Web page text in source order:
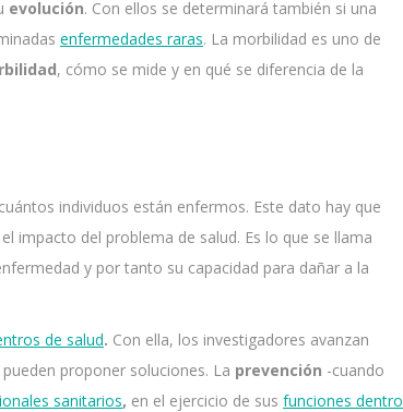
evolución. Con ellos se determinará también si una
enfermedades raras. La morbilidad es uno de
, cómo se mide y en qué se diferencia de la
individuos están enfermos. Este dato hay que
impacto del problema de salud. Es lo que se llama
y por tanto su capacidad para dañar a la
de salud. Con ella, los investigadores avanzan
proponer soluciones. La prevención -cuando
sanitarios, en el ejercicio de sus funciones dentro